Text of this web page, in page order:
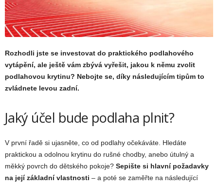
Rozhodli jste se investovat do praktického podlahového
vytápění, ale ještě vám zbývá vyřešit, jakou k němu zvolit
podlahovou krytinu? Nebojte se, díky následujícím tipům to
zvládnete levou zadní.
Jaký účel bude podlaha plnit?
V první řadě si ujasněte, co od podlahy očekáváte. Hledáte
praktickou a odolnou krytinu do rušné chodby, anebo útulný a
měkký povrch do dětského pokoje? Sepište si hlavní požadavky
na její základní vlastnosti – a poté se zaměřte na následující